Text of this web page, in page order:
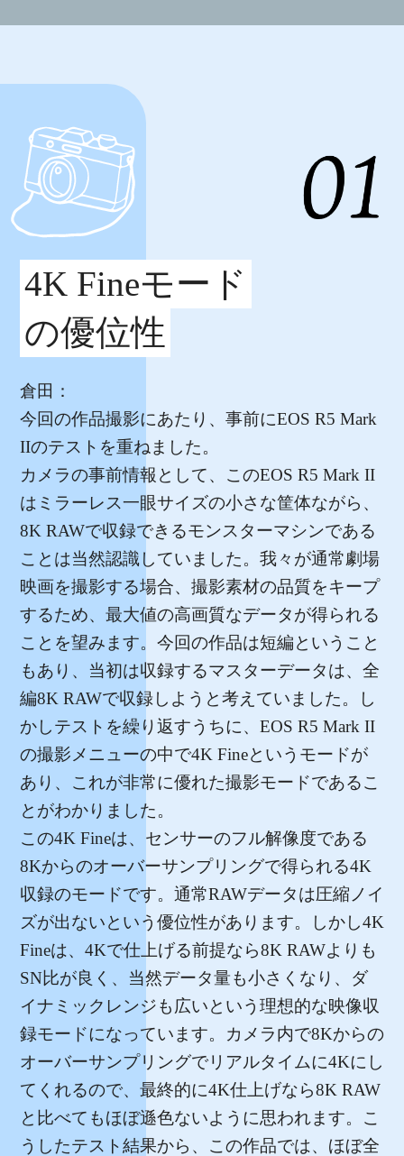
4K Fineモード
の優位性
倉田：
今回の作品撮影にあたり、事前にEOS R5 Mark
IIのテストを重ねました。
カメラの事前情報として、このEOS R5 Mark II
はミラーレス一眼サイズの小さな筐体ながら、
8K RAWで収録できるモンスターマシンである
ことは当然認識していました。我々が通常劇場
映画を撮影する場合、撮影素材の品質をキープ
するため、最大値の高画質なデータが得られる
ことを望みます。今回の作品は短編ということ
もあり、当初は収録するマスターデータは、全
編8K RAWで収録しようと考えていました。し
かしテストを繰り返すうちに、EOS R5 Mark II
の撮影メニューの中で4K Fineというモードが
あり、これが非常に優れた撮影モードであるこ
とがわかりました。
この4K Fineは、センサーのフル解像度である
8Kからのオーバーサンプリングで得られる4K
収録のモードです。通常RAWデータは圧縮ノイ
ズが出ないという優位性があります。しかし4K
Fineは、4Kで仕上げる前提なら8K RAWよりも
SN比が良く、当然データ量も小さくなり、ダ
イナミックレンジも広いという理想的な映像収
録モードになっています。カメラ内で8Kからの
オーバーサンプリングでリアルタイムに4Kにし
てくれるので、最終的に4K仕上げなら8K RAW
と比べてもほぼ遜色ないように思われます。こ
うしたテスト結果から、この作品では、ほぼ全